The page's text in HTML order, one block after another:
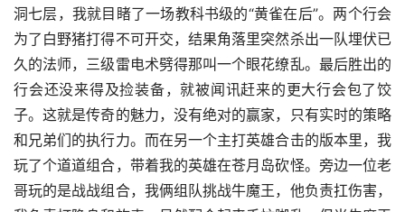
洞七层，我就目睹了一场教科书级的“黄雀在后”。两个行会
为了白野猪打得不可开交，结果角落里突然杀出一队埋伏已
久的法师，三级雷电术劈得那叫一个眼花缭乱。最后胜出的
行会还没来得及捡装备，就被闻讯赶来的更大行会包了饺
子。这就是传奇的魅力，没有绝对的赢家，只有实时的策略
和兄弟们的执行力。而在另一个主打英雄合击的版本里，我
玩了个道道组合，带着我的英雄在苍月岛砍怪。旁边一位老
哥玩的是战战组合，我俩组队挑战牛魔王，他负责扛伤害，